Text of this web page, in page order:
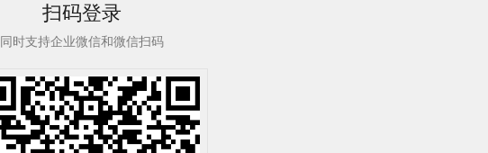
扫码登录
同时支持企业微信和微信扫码